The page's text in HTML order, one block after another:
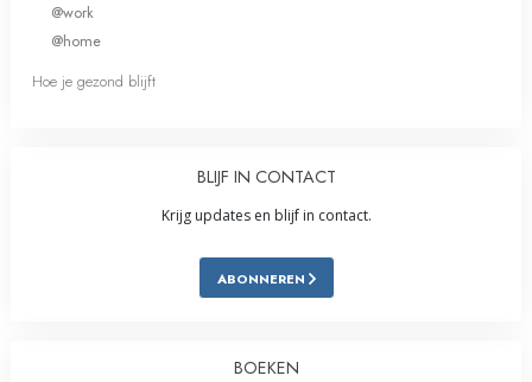
@work
@home
Hoe je gezond blijft
BLIJF IN CONTACT
Krijg updates en blijf in contact.
ABONNEREN
BOEKEN